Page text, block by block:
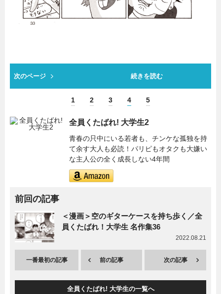
次のページ 続きを読む
1 2 3 4 5
全員くたばれ! 大学生2
青春の只中にいる若者も、チンケな孤独を持
て余す大人も必読！パリピもオタクも大嫌い
な主人公の全く成長しない4年間
前回の記事
＜漫画＞空のギターケースを持ち歩く／全
員くたばれ！大学生 名作集36
2022.08.21
一番最初の記事 前の記事 次の記事
全員くたばれ! 大学生の一覧へ